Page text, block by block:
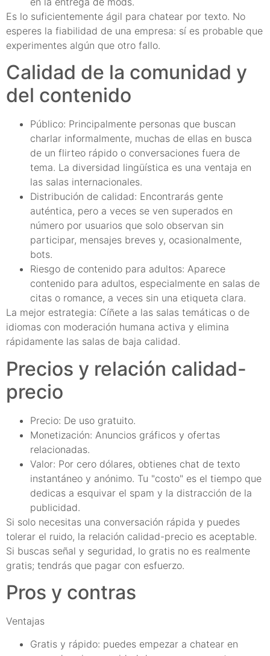
Es lo suficientemente ágil para chatear por texto. No
esperes la fiabilidad de una empresa: sí es probable que
experimentes algún que otro fallo.
Calidad de la comunidad y
del contenido
Público: Principalmente personas que buscan
charlar informalmente, muchas de ellas en busca
de un flirteo rápido o conversaciones fuera de
tema. La diversidad lingüística es una ventaja en
las salas internacionales.
Distribución de calidad: Encontrarás gente
auténtica, pero a veces se ven superados en
número por usuarios que solo observan sin
participar, mensajes breves y, ocasionalmente,
bots.
Riesgo de contenido para adultos: Aparece
contenido para adultos, especialmente en salas de
citas o romance, a veces sin una etiqueta clara.
La mejor estrategia: Cíñete a las salas temáticas o de
idiomas con moderación humana activa y elimina
rápidamente las salas de baja calidad.
Precios y relación calidad-
precio
Precio: De uso gratuito.
Monetización: Anuncios gráficos y ofertas
relacionadas.
Valor: Por cero dólares, obtienes chat de texto
instantáneo y anónimo. Tu "costo" es el tiempo que
dedicas a esquivar el spam y la distracción de la
publicidad.
Si solo necesitas una conversación rápida y puedes
tolerar el ruido, la relación calidad-precio es aceptable.
Si buscas señal y seguridad, lo gratis no es realmente
gratis; tendrás que pagar con esfuerzo.
Pros y contras
Ventajas
Gratis y rápido: puedes empezar a chatear en